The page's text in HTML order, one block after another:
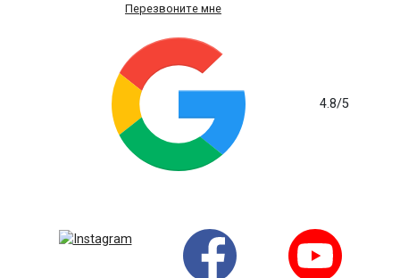
Перезвоните мне
4.8/5